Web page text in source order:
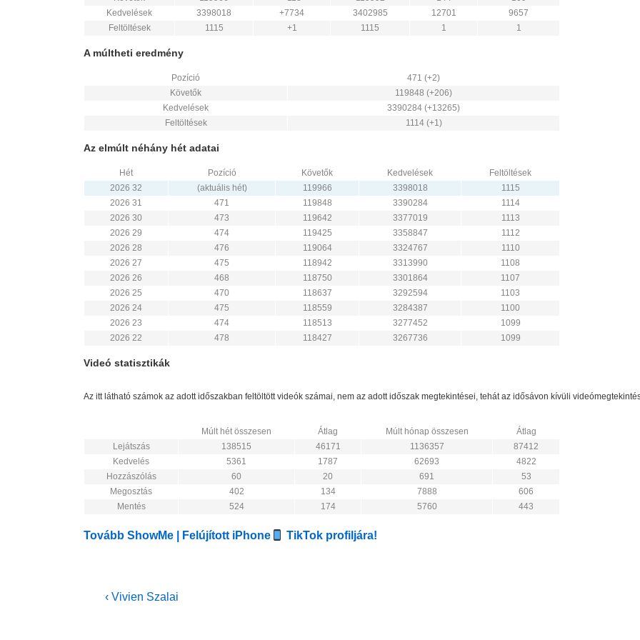
Kedvelések
3398018 +7734 3402985 12701
9657
Feltöltések
1115 +1 1115 1 1
A múltheti eredmény
Pozíció
471 (+2)
Követők
119848 (+206)
Kedvelések
3390284 (+13265)
Feltöltések
1114 (+1)
Az elmúlt néhány hét adatai
Hét Pozíció Követők Kedvelések
Feltöltések
2026 32
(aktuális hét) 119966 3398018
1115
2026 31
471 119848 3390284
1114
2026 30
473 119642 3377019
1113
2026 29
474 119425 3358847
1112
2026 28
476 119064 3324767
1110
2026 27
475 118942 3313990
1108
2026 26
468 118750 3301864
1107
2026 25
470 118637 3292594
1103
2026 24
475 118559 3284387
1100
2026 23
474 118513 3277452
1099
2026 22
478 118427 3267736 1099
Videó statisztikák
Az itt látható számok az adott időszakban feltöltött videók számai, nem az adott időszak megtekintései, tehát az idősávon kívüli
Múlt hét összesen Átlag Múlt hónap összesen
Átlag
Lejátszás
138515 46171 1136357
87412
Kedvelés
5361 1787 62693
4822
Hozzászólás
60 20 691
53
Megosztás
402 134 7888
606
Mentés
524 174 5760 443
Tovább ShowMe | Felújított iPhone TikTok profiljára!
Bejegyzés
Previous
‹ Vivien Szalai